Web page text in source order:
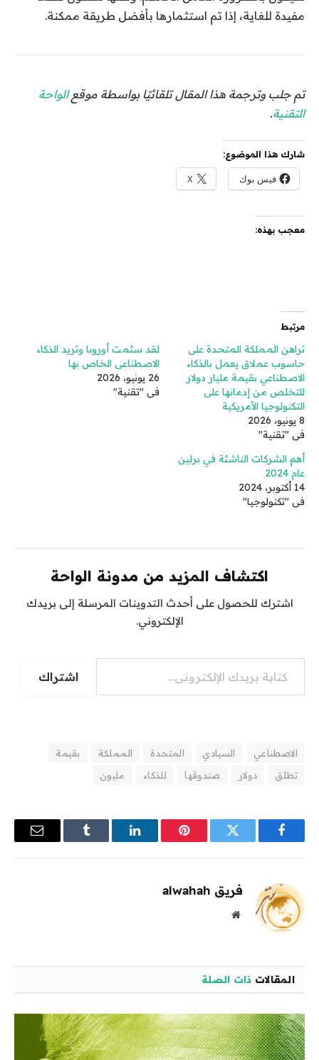
مفيدة للغاية، إذا تم استثمارها بأفضل طريقة ممكنة.
تم جلب وترجمة هذا المقال تلقائيًا بواسطة موقعالواحة
التقنية.
شارك هذا الموضوع:
فيس بوك X
معجب بهذه:
مرتبط
تراهن المملكة المتحدة على
حاسوب عملاق يعمل بالذكاء
الاصطناعي بقيمة مليار دولار
للتخلص من إدمانها على
التكنولوجيا الأمريكية
8 يونيو، 2026
في "تقنية"
لقد سئمت أوروبا وتريد الذكاء
الاصطناعي الخاص بها
26 يونيو، 2026
في "تقنية"
أهم الشركات الناشئة في برلين
عام 2024
14 أكتوبر، 2024
في "تكنولوجيا"
اكتشاف المزيد من مدونة الواحة
اشترك للحصول على أحدث التدوينات المرسلة إلى بريدك
الإلكتروني.
كتابة بريدك الإلكتروني...
اشتراك
الاصطناعي السيادي المتحدة المملكة
بقيمة
تطلق
دولار صندوقها للذكاء مليون
فيسبوك تويتر بينتيريستلينكدإن Tumblr
البريد
فريق alwahah
موقع
المقالات ذات الصلة